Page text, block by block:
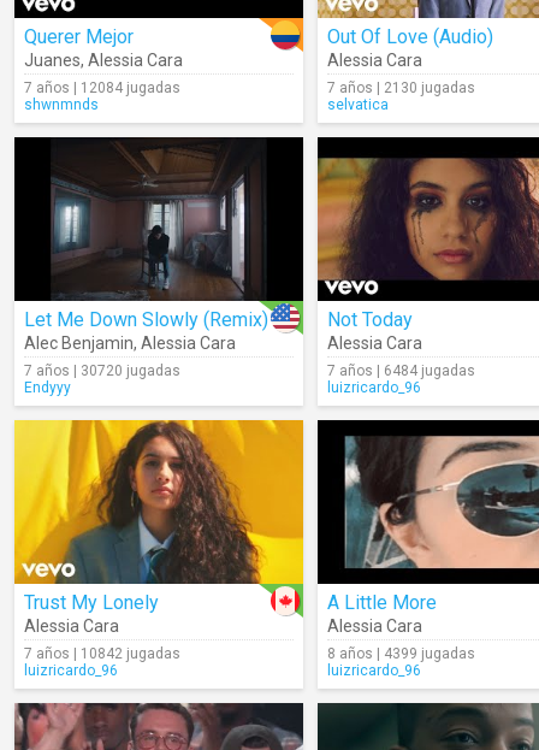
Querer Mejor
Juanes, Alessia Cara
7 años | 12084 jugadas
shwnmnds
Out Of Love (Audio)
Alessia Cara
7 años | 2130 jugadas
selvatica
Let Me Down Slowly (Remix)
Alec Benjamin, Alessia Cara
7 años | 30720 jugadas
Endyyy
Not Today
Alessia Cara
7 años | 6484 jugadas
luizricardo_96
Trust My Lonely
Alessia Cara
7 años | 10842 jugadas
luizricardo_96
A Little More
Alessia Cara
8 años | 4399 jugadas
luizricardo_96